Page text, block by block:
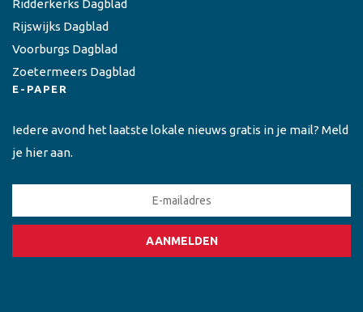
Ridderkerks Dagblad
Rijswijks Dagblad
Voorburgs Dagblad
Zoetermeers Dagblad
E-PAPER
Iedere avond het laatste lokale nieuws gratis in je mail? Meld
je hier aan.